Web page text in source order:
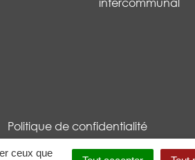
ceux que
Politique de confidentialité